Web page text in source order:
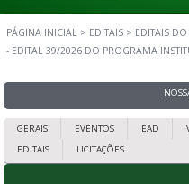
PÁGINA INICIAL > EDITAIS > EDITAIS
- EDITAL 39/2026 DO PROGRAMA
GERAIS EVENTOS EAD
EDITAIS
LICITAÇÕES